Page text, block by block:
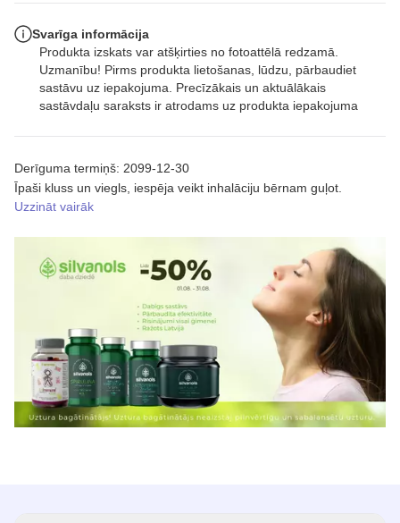
Derīguma termiņš: 2099-12-30
Īpaši kluss un viegls, iespēja veikt inhalāciju bērnam guļot.
Uzzināt vairāk
Svarīga informācija
Produkta izskats var atšķirties no fotoattēlā redzamā.
Uzmanību! Pirms produkta lietošanas, lūdzu, pārbaudiet
sastāvu uz iepakojuma. Precīzākais un aktuālākais
sastāvdaļu saraksts ir atrodams uz produkta iepakojuma